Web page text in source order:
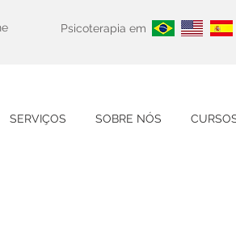
Psicoterapia em
SERVIÇOS SOBRE NÓS